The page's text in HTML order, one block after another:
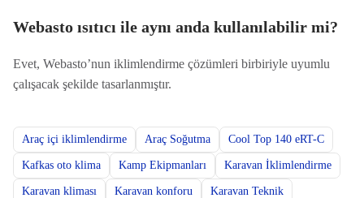
Webasto ısıtıcı ile aynı anda kullanılabilir mi?
Evet, Webasto’nun iklimlendirme çözümleri birbiriyle uyumlu
çalışacak şekilde tasarlanmıştır.
Araç içi iklimlendirme Araç Soğutma Cool Top 140 eRT-C
Kafkas oto klima Kamp Ekipmanları Karavan İklimlendirme
Karavan kliması Karavan konforu Karavan Teknik